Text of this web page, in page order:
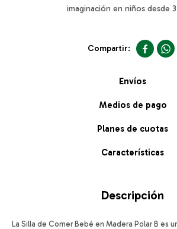
imaginación en niños desde
 
Envíos
Medios de pago
Planes de cuotas
Características
Descripción
La Silla de Comer Bebé en Madera Polar B es